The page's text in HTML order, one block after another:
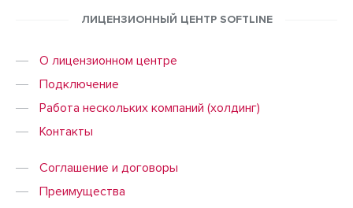
ЛИЦЕНЗИОННЫЙ ЦЕНТР SOFTLINE
О лицензионном центре
Подключение
Работа нескольких компаний (холдинг)
Контакты
Соглашение и договоры
Преимущества